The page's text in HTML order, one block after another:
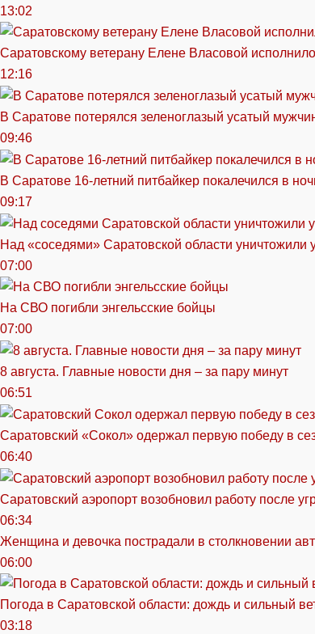
13:02
Саратовскому ветерану Елене Власовой
12:16
В Саратове потерялся зеленоглазый усатый
09:46
В Саратове 16-летний питбайкер покалечился в
09:17
Над «соседями» Саратовской области уничтожили
07:00
На СВО погибли энгельсские бойцы
07:00
8 августа. Главные новости дня – за пару минут
06:51
Саратовский «Сокол» одержал первую победу в
06:40
Саратовский аэропорт возобновил работу после
06:34
Женщина и девочка пострадали в столкновении
06:00
Погода в Саратовской области: дождь и сильный
03:18